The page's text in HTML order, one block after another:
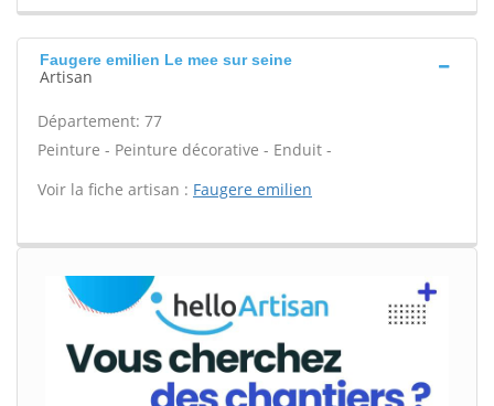
Faugere emilien Le mee sur seine
Artisan
Département: 77
Peinture - Peinture décorative - Enduit -
Voir la fiche artisan : Faugere emilien